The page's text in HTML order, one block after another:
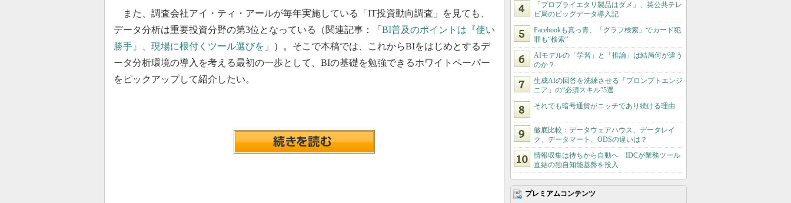
また、調査会社アイ・ティ・アールが毎年実施している「IT投資動向調査」を見ても、
データ分析は重要投資分野の第3位となっている（関連記事：「 BI普及のポイントは『使い
勝手』、現場に根付くツール選びを 」）。そこで本稿では、これからBIをはじめとするデ
ータ分析環境の導入を考える最初の一歩として、BIの基礎を勉強できるホワイトペーパー
をピックアップして紹介したい。
「プロプライエタリ製品はダメ」、英公共テレ
ビ局のビッグデータ導入記
Facebookも真っ青、「グラフ検索」でカード犯
罪も“検索”
AIモデルの「学習」と「推論」は結局何が違う
のか？
生成AIの回答を洗練させる「プロンプトエンジ
ニア」の“必須スキル”5選
それでも暗号通貨がニッチであり続ける理由
徹底比較：データウェアハウス、データレイ
ク、データマート、ODSの違いは？
情報収集は待ちから自動へ IDCが業務ツール
直結の独自知能基盤を投入
プレミアムコンテンツ